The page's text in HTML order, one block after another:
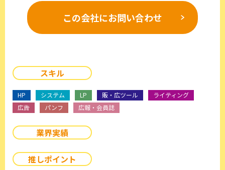
この会社にお問い合わせ
スキル
HP システム LP 販・広ツール
ライティング
広告
パンフ 広報・会員誌
業界実績
推しポイント